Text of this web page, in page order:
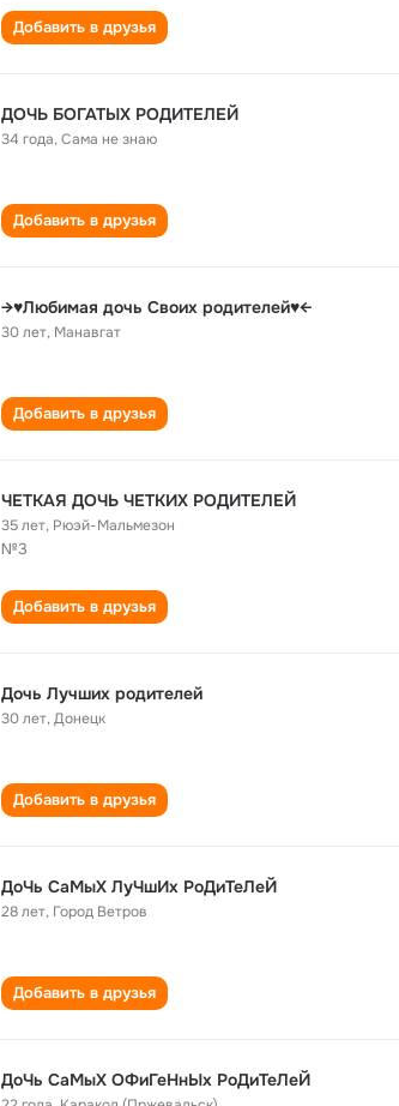
Добавить в друзья
ДОЧЬ БОГАТЫХ РОДИТЕЛЕЙ
34 года,Сама не знаю
Добавить в друзья
→♥Любимая дочь Своих родителей♥←
30 лет, Манавгат
Добавить в друзья
ЧЕТКАЯ ДОЧЬ ЧЕТКИХ РОДИТЕЛЕЙ
35 лет, Рюэй-Мальмезон
№3
Добавить в друзья
Дочь Лучших родителей
30 лет,Донецк
Добавить в друзья
ДоЧь СаМыХ ЛуЧшИх РоДиТеЛеЙ
28 лет, Город Ветров
Добавить в друзья
ДоЧь СаМыХ ОФиГеНнЫх РоДиТеЛеЙ